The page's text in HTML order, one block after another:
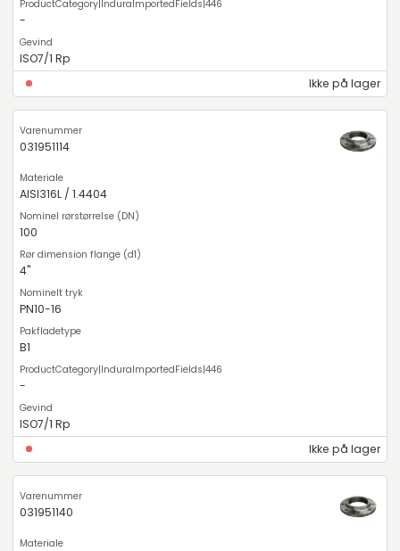
-
ISO7/1 Rp
Ikke på lager
031951114
AISI316L / 1.4404
100
4"
PN10-16
B1
-
ISO7/1 Rp
Ikke på lager
031951140